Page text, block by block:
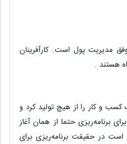
مدیریت پول است. کارآفرینان
هستند .
کسب و کار را از هیچ تولید کرد و
برنامه‌ریزی حتما از همان آغاز
است در حقیقت برنامه‌ریزی برای